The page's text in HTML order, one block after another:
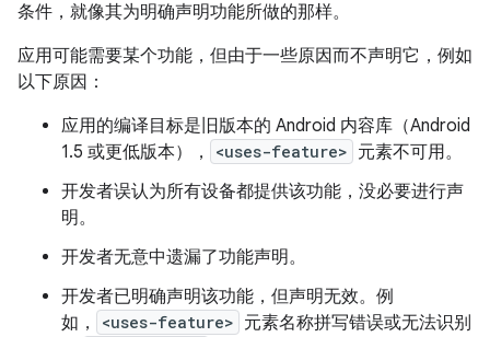
条件，就像其为明确声明功能所做的那样。
应用可能需要某个功能，但由于一些原因而不声明它，例如
以下原因：
应用的编译目标是旧版本的 Android 内容库（Android
1.5 或更低版本），
<uses-feature> 元素不可用。
开发者误认为所有设备都提供该功能，没必要进行声
明。
开发者无意中遗漏了功能声明。
开发者已明确声明该功能，但声明无效。例
如，
<uses-feature> 元素名称拼写错误或无法识别